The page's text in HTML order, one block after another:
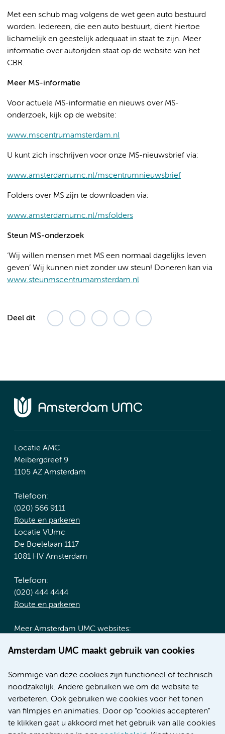
Met een schub mag volgens de wet geen auto bestuurd
worden. Iedereen, die een auto bestuurt, dient hiertoe
lichamelijk en geestelijk adequaat in staat te zijn. Meer
informatie over autorijden staat op de website van het
CBR.
Meer MS-informatie
Voor actuele MS-informatie en nieuws over MS-
onderzoek, kijk op de website:
www.mscentrumamsterdam.nl
U kunt zich inschrijven voor onze MS-nieuwsbrief via:
www.amsterdamumc.nl/mscentrumnieuwsbrief
Folders over MS zijn te downloaden via:
www.amsterdamumc.nl/msfolders
Steun MS-onderzoek
‘Wij willen mensen met MS een normaal dagelijks leven
geven’ Wij kunnen niet zonder uw steun! Doneren kan via
www.steunmscentrumamsterdam.nl
Deel dit
Amsterdam UMC maakt gebruik van cookies
Sommige van deze cookies zijn functioneel of technisch
noodzakelijk. Andere gebruiken we om de website te
verbeteren. Ook gebruiken we cookies voor het tonen
van filmpjes en animaties. Door op "cookies accepteren"
te klikken gaat u akkoord met het gebruik van alle cookies
Locatie AMC
Meibergdreef 9
1105 AZ Amsterdam
Telefoon:
(020) 566 9111
Route en parkeren
Locatie VUmc
De Boelelaan 1117
1081 HV Amsterdam
Telefoon:
(020) 444 4444
Route en parkeren
Meer Amsterdam UMC websites:
Werken bij Amsterdam UMC
Nieuws
Research
Educatie locatie AMC
Educatie locatie VUmc